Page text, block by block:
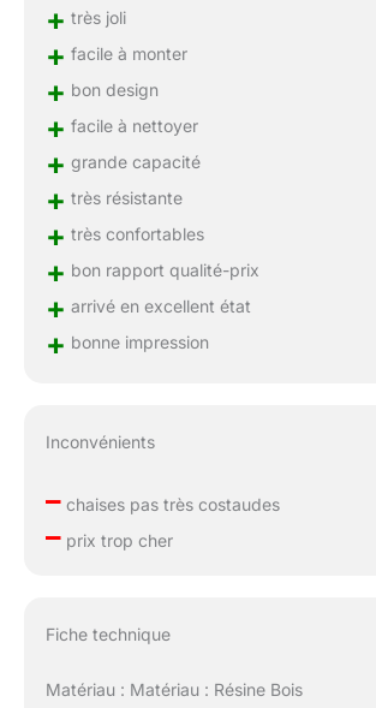
+ très joli
+ facile à monter
+ bon design
+ facile à nettoyer
+ grande capacité
+ très résistante
+ très confortables
+ bon rapport qualité-prix
+ arrivé en excellent état
+ bonne impression
Inconvénients
–chaises pas très costaudes
–prix trop cher
Fiche technique
Matériau : Matériau : Résine Bois